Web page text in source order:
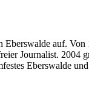
auf.
Journalist.
Eberswalde